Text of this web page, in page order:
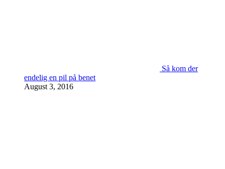
Så kom der
endelig en pil på benet
August 3, 2016